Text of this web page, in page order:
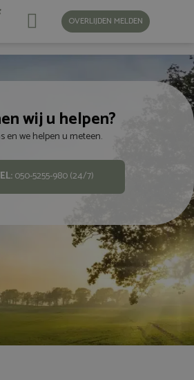
OVERLIJDEN MELDEN
wij u helpen?
en we helpen u meteen.
050-5255-980 (24/7)